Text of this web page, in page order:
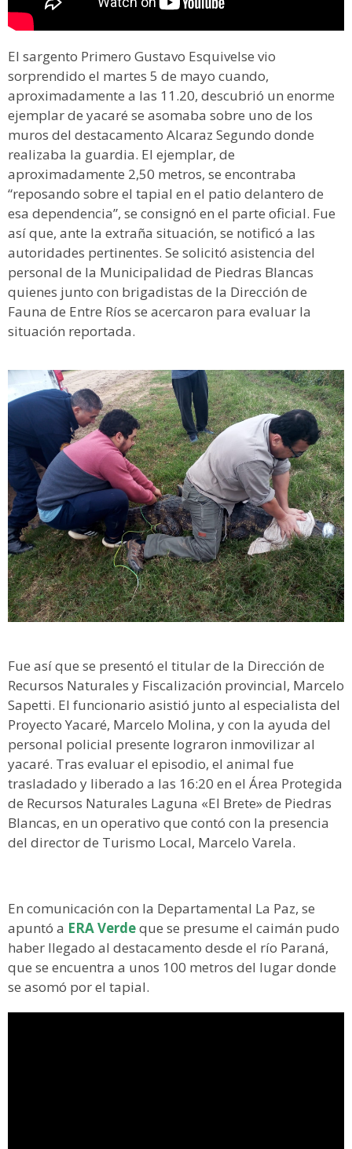
El sargento Primero Gustavo Esquivelse vio
sorprendido el martes 5 de mayo cuando,
aproximadamente a las 11.20, descubrió un enorme
ejemplar de yacaré se asomaba sobre uno de los
muros del destacamento Alcaraz Segundo donde
realizaba la guardia. El ejemplar, de
aproximadamente 2,50 metros, se encontraba
“reposando sobre el tapial en el patio delantero de
esa dependencia”, se consignó en el parte oficial. Fue
así que, ante la extraña situación, se notificó a las
autoridades pertinentes. Se solicitó asistencia del
personal de la Municipalidad de Piedras Blancas
quienes junto con brigadistas de la Dirección de
Fauna de Entre Ríos se acercaron para evaluar la
situación reportada.
Fue así que se presentó el titular de la Dirección de
Recursos Naturales y Fiscalización provincial, Marcelo
Sapetti. El funcionario asistió junto al especialista del
Proyecto Yacaré, Marcelo Molina, y con la ayuda del
personal policial presente lograron inmovilizar al
yacaré. Tras evaluar el episodio, el animal fue
trasladado y liberado a las 16:20 en el Área Protegida
de Recursos Naturales Laguna «El Brete» de Piedras
Blancas, en un operativo que contó con la presencia
del director de Turismo Local, Marcelo Varela.
En comunicación con la Departamental La Paz, se
apuntó a ERA Verdeque se presume el caimán pudo
haber llegado al destacamento desde el río Paraná,
que se encuentra a unos 100 metros del lugar donde
se asomó por el tapial.